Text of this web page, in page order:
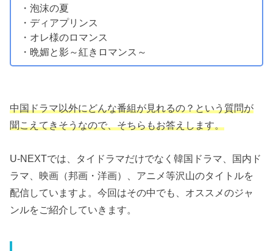
・泡沫の夏
・ディアプリンス
・オレ様のロマンス
・晩媚と影～紅きロマンス～
中国ドラマ以外にどんな番組が見れるの？という質問が
聞こえてきそうなので、そちらもお答えします。
U-NEXTでは、タイドラマだけでなく韓国ドラマ、国内ド
ラマ、映画（邦画・洋画）、アニメ等沢山のタイトルを
配信していますよ。今回はその中でも、オススメのジャ
ンルをご紹介していきます。